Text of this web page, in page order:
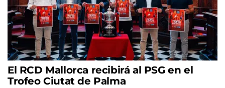
El RCD Mallorca recibirá al PSG en el
Trofeo Ciutat de Palma